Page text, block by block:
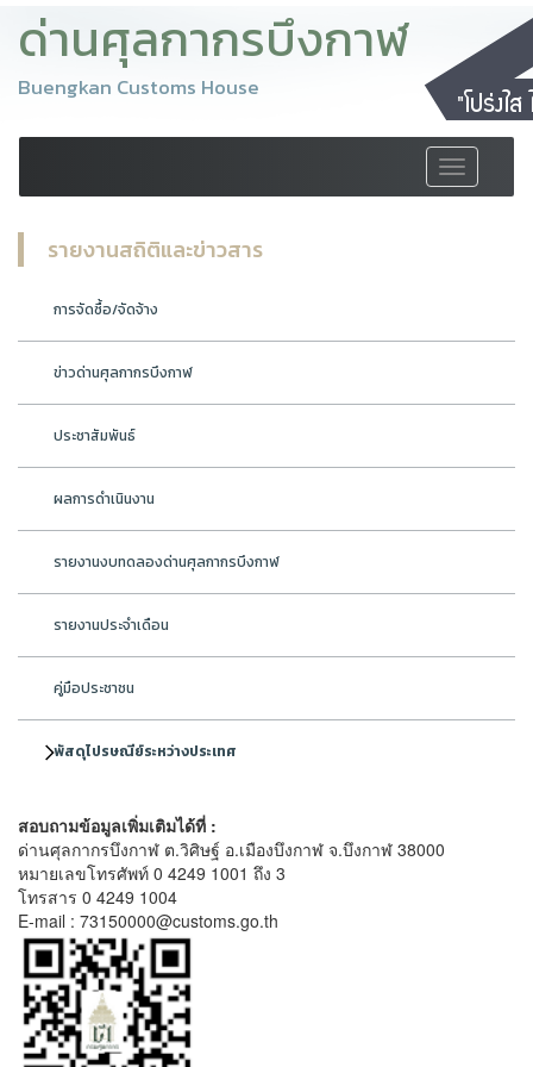
ด่านศุลกากรบึงกาฬ
Buengkan Customs House
Toggle
navigation
รายงานสถิติและข่าวสาร
การจัดซื้อ/จัดจ้าง
ข่าวด่านศุลกากรบึงกาฬ
ประชาสัมพันธ์
ผลการดำเนินงาน
รายงานงบทดลองด่านศุลกากรบึงกาฬ
รายงานประจำเดือน
คู่มือประชาชน
พัสดุไปรษณีย์ระหว่างประเทศ
สอบถามข้อมูลเพิ่มเติมได้ที่ :
ด่านศุลกากรบึงกาฬ ต.วิศิษฐ์ อ.เมืองบึงกาฬ จ.บึงกาฬ 38000
หมายเลขโทรศัพท์ 0 4249 1001 ถึง 3
โทรสาร 0 4249 1004
E-mail : 73150000@customs.go.th